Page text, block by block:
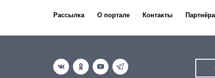
Рассылка О портале Контакты